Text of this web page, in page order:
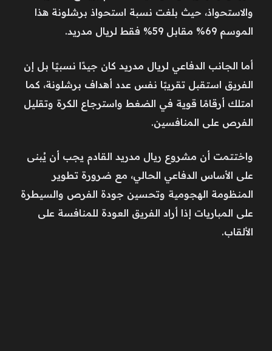
والاستحواذ، حيث بلغت نسبة استحواذ برشلونة هذا
الموسم 69% مقابل 59% فقط لريال مدريد.
أما الجانب الدفاعي لريال مدريد كان جيدًا نسبيًا بل إن
الفريق استقبل تقريبًا نفس عدد أهداف برشلونة، كما
امتلك أرقامًا قوية في الضغط واسترجاع الكرة وتقليل
الفرص على المنافسين.
واختتمت أن مشروع ريال مدريد القادم يجب أن يُبنى
على الأساس الدفاعي الحالي، مع ضرورة تطوير
المنظومة الهجومية وتحسين جودة الفرص والسيطرة
على المباريات إذا أراد الفريق العودة للمنافسة على
الألقاب.